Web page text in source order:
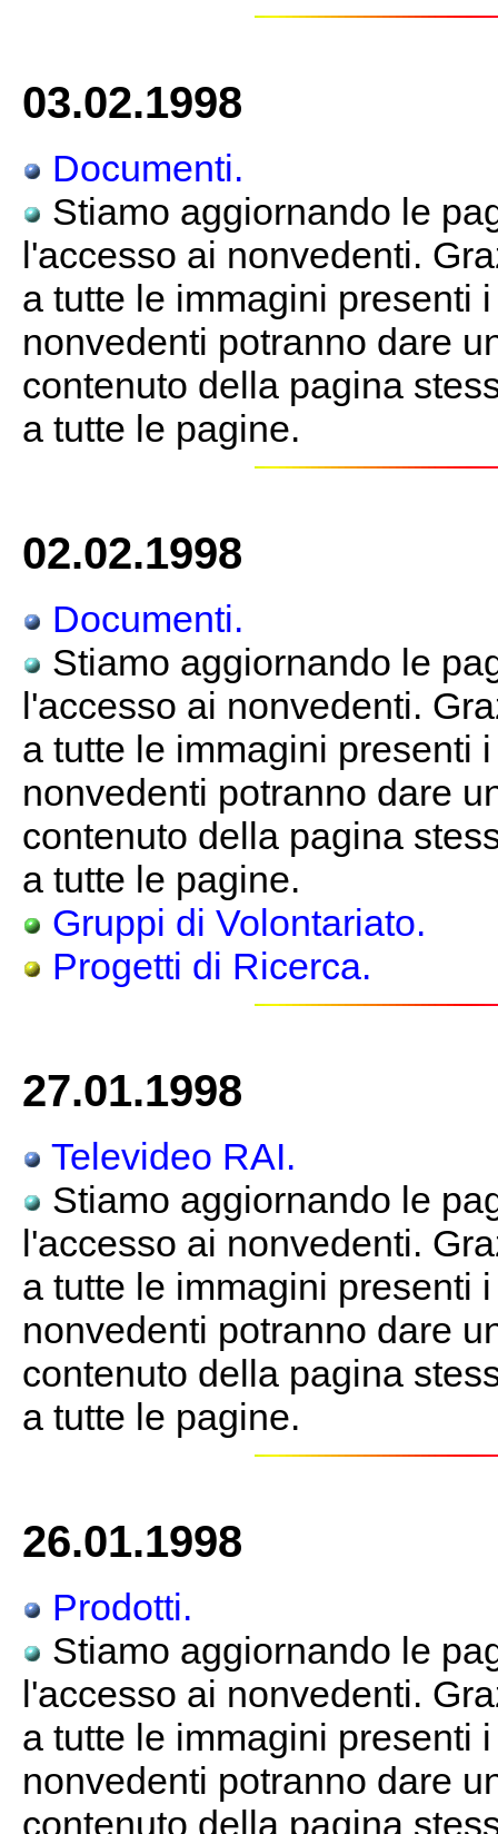
03.02.1998
Documenti.
Stiamo aggiornando le
l'accesso ai nonvedenti.
a tutte le immagini presenti
nonvedenti potranno dare
contenuto della pagina
a tutte le pagine.
02.02.1998
Documenti.
Stiamo aggiornando le
l'accesso ai nonvedenti.
a tutte le immagini presenti
nonvedenti potranno dare
contenuto della pagina
a tutte le pagine.
Gruppi di Volontariato.
Progetti di Ricerca.
27.01.1998
Televideo RAI.
Stiamo aggiornando le
l'accesso ai nonvedenti.
a tutte le immagini presenti
nonvedenti potranno dare
contenuto della pagina
a tutte le pagine.
26.01.1998
Prodotti.
Stiamo aggiornando le
l'accesso ai nonvedenti.
a tutte le immagini presenti
nonvedenti potranno dare
contenuto della pagina